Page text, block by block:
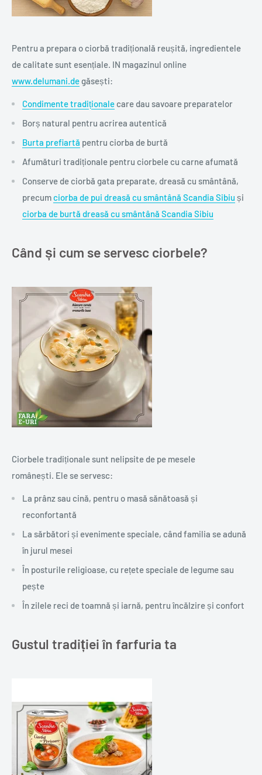
Pentru a prepara o ciorbă tradițională reușită, ingredientele
de calitate sunt esențiale. IN magazinul online
www.delumani.degăsești:
Condimente tradiționale care dau savoare preparatelor
Borș natural pentru acrirea autentică
Burta prefiartă pentru ciorba de burtă
Afumături tradiționale pentru ciorbele cu carne afumată
Conserve de ciorbă gata preparate, dreasă cu smântână,
precumciorba de pui dreasă cu smântână Scandia Sibiu și
ciorba de burtă dreasă cu smântână Scandia Sibiu
Când și cum se servesc ciorbele?
Ciorbele tradiționale sunt nelipsite de pe mesele
românești. Ele se servesc:
La prânz sau cină, pentru o masă sănătoasă și
reconfortantă
La sărbători și evenimente speciale, când familia se adună
în jurul mesei
În posturile religioase, cu rețete speciale de legume sau
pește
În zilele reci de toamnă și iarnă, pentru încălzire și confort
Gustul tradiției în farfuria ta